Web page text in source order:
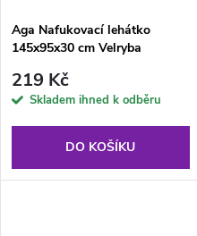
Aga Nafukovací lehátko
145x95x30 cm Velryba
219 Kč
Skladem ihned k odběru
DO KOŠÍKU